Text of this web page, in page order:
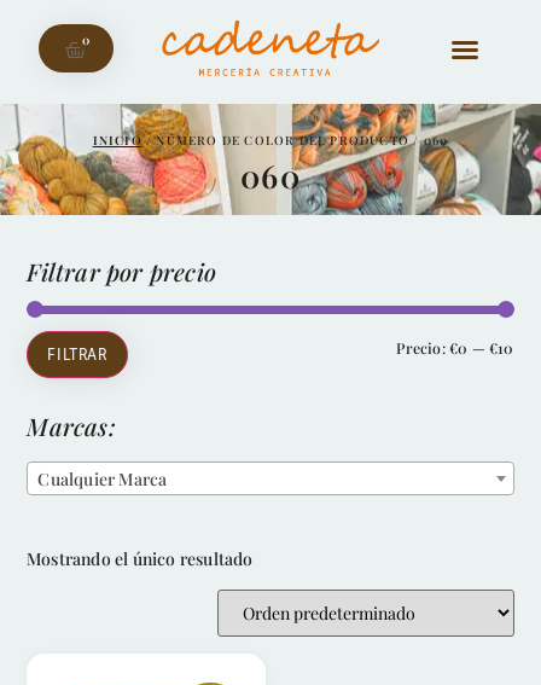
0
INICIO/ NÚMERO DE COLOR DEL PRODUCTO / 060
060
Filtrar por precio
FILTRAR Precio:€0 — €10
Marcas:
Cualquier Marca
Mostrando el único resultado